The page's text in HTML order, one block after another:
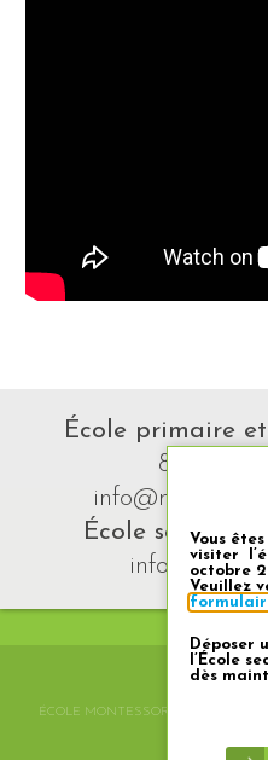
École primaire
819 769-
École
ÉCOLE MONTESSORI EST
Vous
visiter
octobre
Veuillez
Déposer
l’École
dès